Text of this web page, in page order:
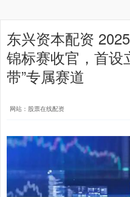
东兴资本配资
锦标赛收官，首设
带”专属赛道
网站：股票在线配资